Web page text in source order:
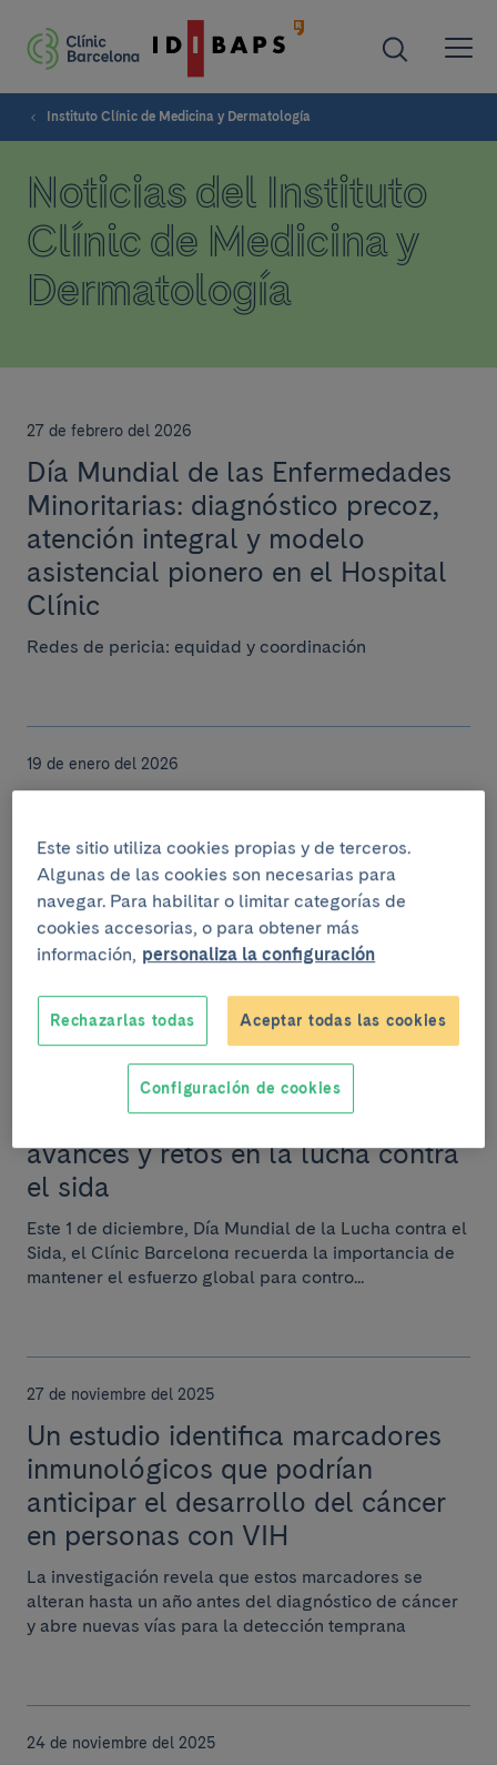
Instituto Clínic de Medicina y Dermatología
Noticias del Instituto
Clínic de Medicina y
Dermatología
27 de febrero del 2026
Día Mundial de las Enfermedades
Minoritarias: diagnóstico precoz,
atención integral y modelo
asistencial pionero en el Hospital
Clínic
Redes de pericia: equidad y coordinación
19 de enero del 2026
público de España según el
ranking Merco Salud 2025
El hospital, que también ha recibido el reconocimiento
como mejor hospital público de Cataluña, destaca con
cinco servicios en primera posición: Ap...
1 de diciembre del 2025
Juntos por un mundo sin VIH:
avances y retos en la lucha contra
el sida
Este 1 de diciembre, Día Mundial de la Lucha contra el
Sida, el Clínic Barcelona recuerda la importancia de
mantener el esfuerzo global para contro...
27 de noviembre del 2025
Un estudio identifica marcadores
inmunológicos que podrían
anticipar el desarrollo del cáncer
en personas con VIH
La investigación revela que estos marcadores se
alteran hasta un año antes del diagnóstico de cáncer
y abre nuevas vías para la detección temprana
24 de noviembre del 2025
Este sitio utiliza cookies propias y de terceros.
Algunas de las cookies son necesarias para
navegar. Para habilitar o limitar categorías de
cookies accesorias, o para obtener más
información, personaliza la configuración
Rechazarlas todas Aceptar todas las cookies
Configuración de cookies